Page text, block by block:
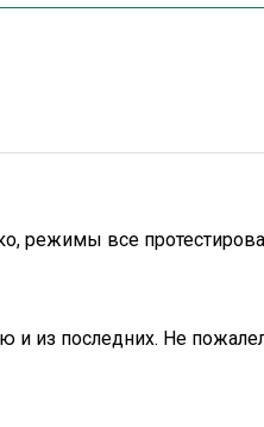
режимы все
из последних. Не